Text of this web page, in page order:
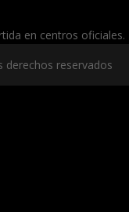
en centros oficiales.
derechos reservados